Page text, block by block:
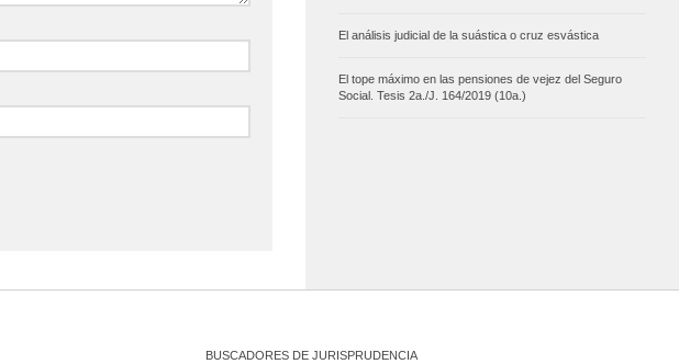
El análisis judicial de la suástica o cruz esvástica
El tope máximo en las pensiones de vejez del Seguro
Social. Tesis 2a./J. 164/2019 (10a.)
BUSCADORES DE JURISPRUDENCIA